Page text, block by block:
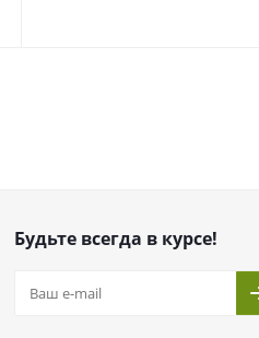
Будьте всегда в курсе!